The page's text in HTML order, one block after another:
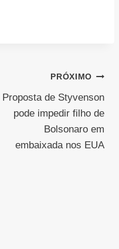
PRÓXIMO
Proposta de Styvenson
pode impedir filho de
Bolsonaro em
embaixada nos EUA